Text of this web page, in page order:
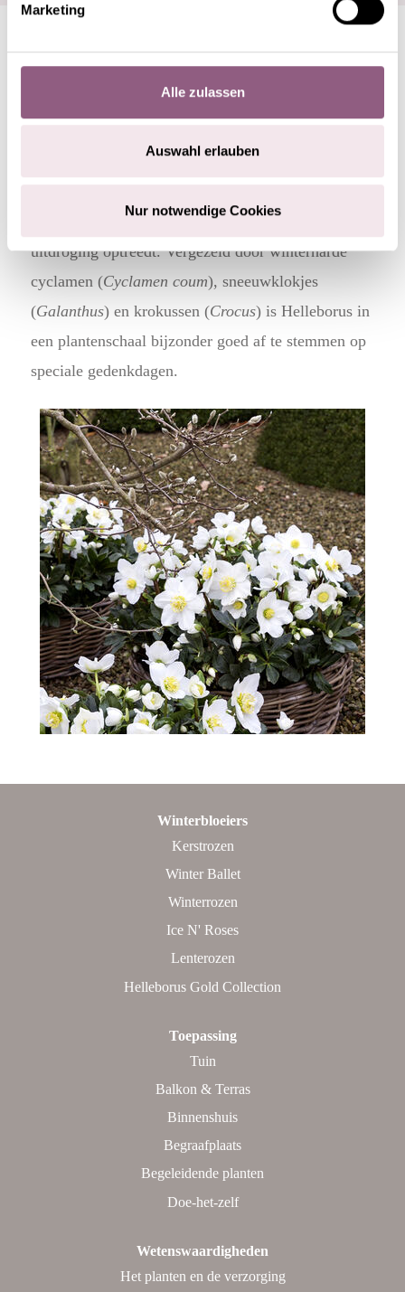
Marketing
Alle zulassen
Auswahl erlauben
Nur notwendige Cookies
HELLEBORUS ALS
GRAFDECORATIE IN EEN
PLANTENSCHAAL
Hier moet wel goed worden opgelet dat er geen
uitdroging optreedt. Vergezeld door winterharde
cyclamen (Cyclamen coum), sneeuwklokjes
(Galanthus) en krokussen (Crocus) is Helleborus in
een plantenschaal bijzonder goed af te stemmen op
speciale gedenkdagen.
Winterbloeiers
Kerstrozen
Winter Ballet
Winterrozen
Ice N' Roses
Lenterozen
Helleborus Gold Collection
Toepassing
Tuin
Balkon & Terras
Binnenshuis
Begraafplaats
Begeleidende planten
Doe-het-zelf
Wetenswaardigheden
Het planten en de verzorging